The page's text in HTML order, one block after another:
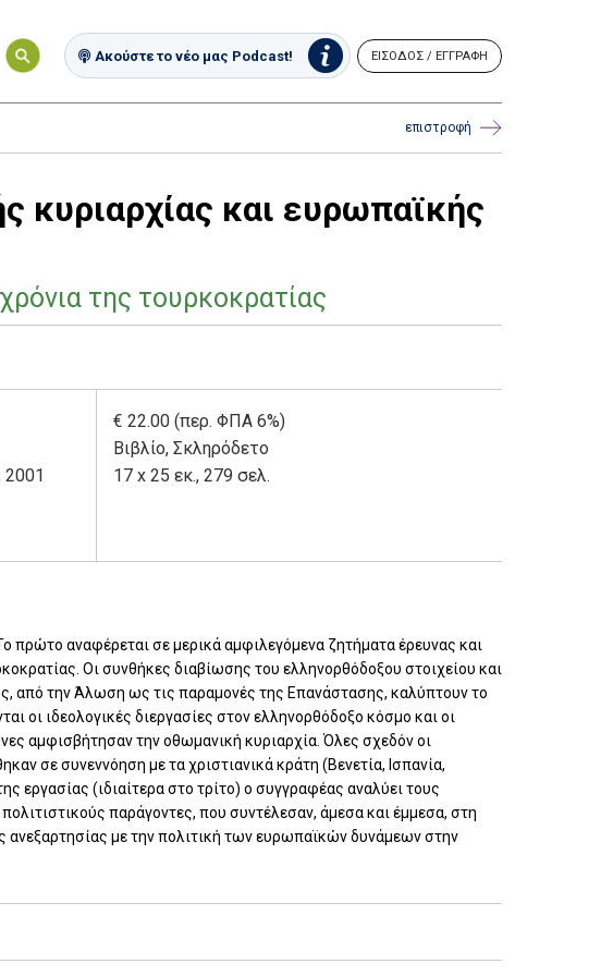
Ακούστε το νέο μας Podcast! ΕΙΣΟΔΟΣ / ΕΓΓΡΑΦΗ
επιστροφή
κυριαρχίας και ευρωπαϊκής
της τουρκοκρατίας
2001
€ 22.00 (περ. ΦΠΑ 6%)
Βιβλίο, Σκληρόδετο
17 x 25 εκ., 279 σελ.
πρώτο αναφέρεται σε μερικά αμφιλεγόμενα ζητήματα έρευνας και
Οι συνθήκες διαβίωσης του ελληνορθόδοξου στοιχείου και
από την Άλωση ως τις παραμονές της Επανάστασης, καλύπτουν το
οι ιδεολογικές διεργασίες στον ελληνορθόδοξο κόσμο και οι
αμφισβήτησαν την οθωμανική κυριαρχία. Όλες σχεδόν οι
σε συνεννόηση με τα χριστιανικά κράτη (Βενετία, Ισπανία,
εργασίας (ιδιαίτερα στο τρίτο) ο συγγραφέας αναλύει τους
παράγοντες, που συντέλεσαν, άμεσα και έμμεσα, στη
ανεξαρτησίας με την πολιτική των ευρωπαϊκών δυνάμεων στην